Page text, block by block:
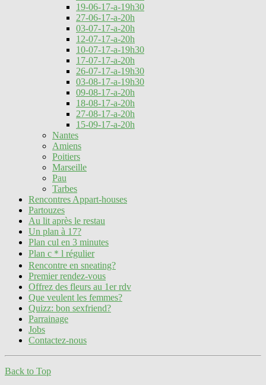
19-06-17-a-19h30
27-06-17-a-20h
03-07-17-a-20h
12-07-17-a-20h
10-07-17-a-19h30
17-07-17-a-20h
26-07-17-a-19h30
03-08-17-a-19h30
09-08-17-a-20h
18-08-17-a-20h
27-08-17-a-20h
15-09-17-a-20h
Nantes
Amiens
Poitiers
Marseille
Pau
Tarbes
Rencontres Appart-houses
Partouzes
Au lit après le restau
Un plan à 17?
Plan cul en 3 minutes
Plan c＊l régulier
Rencontre en sneating?
Premier rendez-vous
Offrez des fleurs au 1er rdv
Que veulent les femmes?
Quizz: bon sexfriend?
Parrainage
Jobs
Contactez-nous
Back to Top